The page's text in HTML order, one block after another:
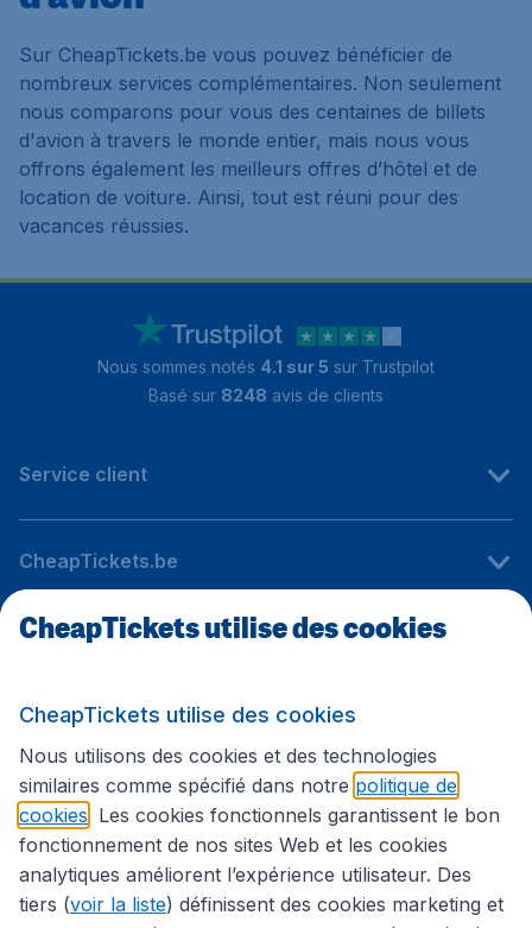
Sur CheapTickets.be vous pouvez bénéficier de
nombreux services complémentaires. Non seulement
nous comparons pour vous des centaines de billets
d'avion à travers le monde entier, mais nous vous
offrons également les meilleurs offres d’hôtel et de
location de voiture. Ainsi, tout est réuni pour des
vacances réussies.
Nous sommes notés 4.1 sur 5 sur Trustpilot
Basé sur 8248 avis de clients
Service client
CheapTickets.be
Sites internationaux
Suivez CheapTickets.be
CheapTickets utilise des cookies
CheapTickets utilise des cookies
Nous utilisons des cookies et des technologies
similaires comme spécifié dans notre politique de
cookies . Les cookies fonctionnels garantissent le bon
fonctionnement de nos sites Web et les cookies
analytiques améliorent l’expérience utilisateur. Des
tiers (voir la liste) définissent des cookies marketing et